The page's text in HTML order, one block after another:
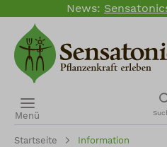
Zum Hauptinhalt springen
News:
Menü
Startseite Information